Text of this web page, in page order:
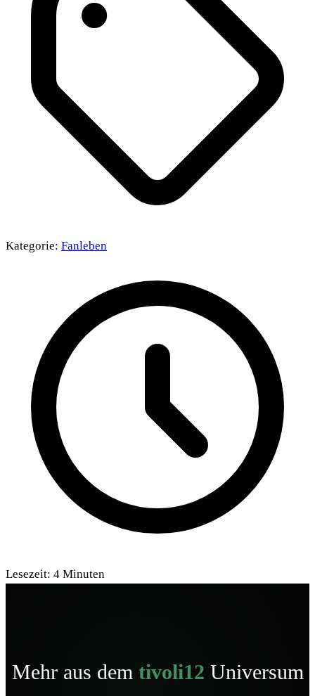
Kategorie: Fanleben
Lesezeit: 4 Minuten
Mehr aus dem tivoli12 Universum